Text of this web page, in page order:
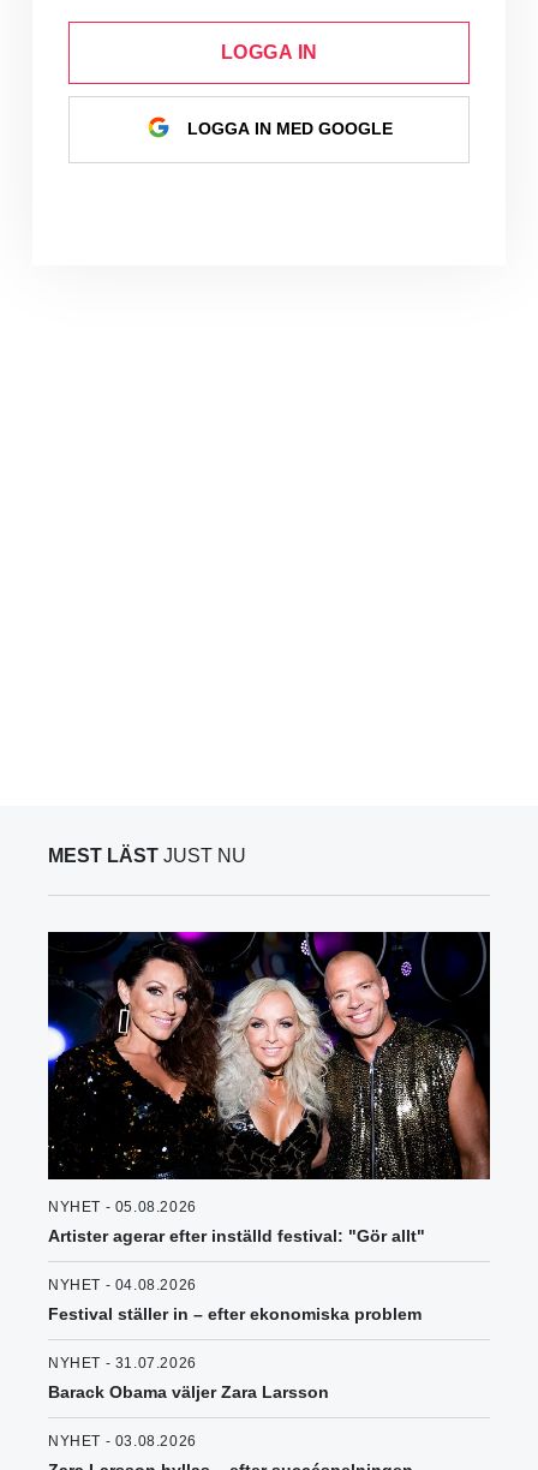
LOGGA IN
LOGGA IN MED GOOGLE
MEST LÄST JUST NU
NYHET - 05.08.2026
Artister agerar efter inställd festival: "Gör allt"
NYHET - 04.08.2026
Festival ställer in – efter ekonomiska problem
NYHET - 31.07.2026
Barack Obama väljer Zara Larsson
NYHET - 03.08.2026